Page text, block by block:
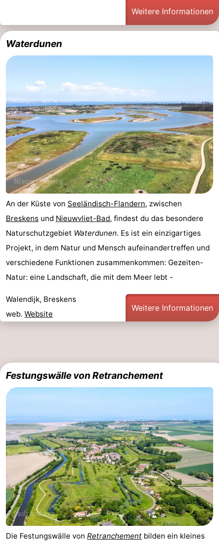
Weitere Informationen
Waterdunen
An der Küste von Seeländisch-Flandern, zwischen
Breskens und Nieuwvliet-Bad, findest du das besondere
Naturschutzgebiet Waterdunen. Es ist ein einzigartiges
Projekt, in dem Natur und Mensch aufeinandertreffen und
verschiedene Funktionen zusammenkommen: Gezeiten-
Natur: eine Landschaft, die mit dem Meer lebt -
Walendijk, Breskens
web. Website
Weitere Informationen
Festungswälle von Retranchement
Die Festungswälle von Retranchement bilden ein kleines